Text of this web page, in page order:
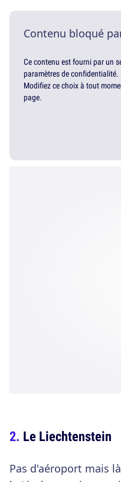
Contenu bloqué
Ce contenu est fourni par un
paramètres de confidentialité.
Modifiez ce choix à tout
page.
Le Liechtenstein
Pas d'aéroport mais